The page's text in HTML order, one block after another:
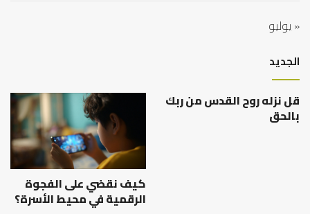
« يوليو
الجديد
قل نزله روح القدس من ربك
بالحق
كيف نقضي على الفجوة
الرقمية في محيط الأسرة؟